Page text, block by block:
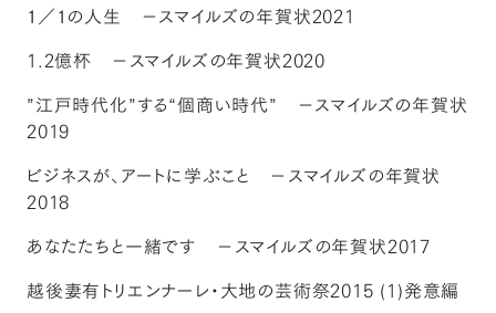
１／１の人生 －スマイルズの年賀状2021
1.2億杯 －スマイルズの年賀状2020
”江戸時代化”する“個商い時代” －スマイルズの年賀状
2019
ビジネスが、アートに学ぶこと －スマイルズの年賀状
2018
あなたたちと一緒です －スマイルズの年賀状2017
越後妻有トリエンナーレ・大地の芸術祭2015 (1)発意編